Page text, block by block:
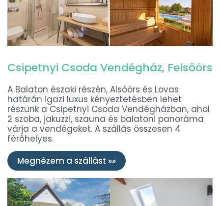
Csipetnyi Csoda Vendégház, Felsőörs
A Balaton északi részén, Alsóörs és Lovas
határán igazi luxus kényeztetésben lehet
részünk a Csipetnyi Csoda Vendégházban, ahol
2 szoba, jakuzzi, szauna és balatoni panoráma
várja a vendégeket. A szállás összesen 4
férőhelyes.
Megnézem a szállást »»